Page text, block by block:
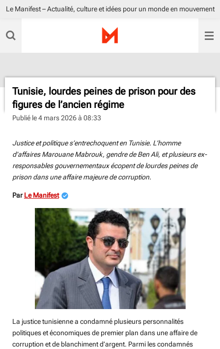
Passer
contenu
Le Manifest – Actualité, culture et idées pour un monde en mouvement
Tunisie, lourdes peines de prison pour des
figures de l’ancien régime
Publié le 4 mars 2026 à 08:33
Justice et politique s’entrechoquent en Tunisie. L’homme
d’affaires Marouane Mabrouk, gendre de Ben Ali, et plusieurs ex-
responsables gouvernementaux écopent de lourdes peines de
prison dans une affaire majeure de corruption.
ParLe Manifest
La justice tunisienne a condamné plusieurs personnalités
politiques et économiques de premier plan dans une affaire de
corruption et de blanchiment d’argent. Parmi les condamnés